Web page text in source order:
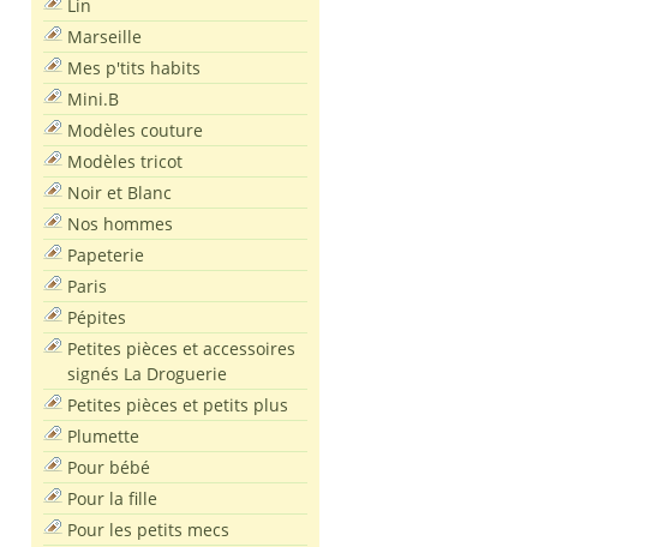
Lin
Marseille
Mes p'tits habits
Mini.B
Modèles couture
Modèles tricot
Noir et Blanc
Nos hommes
Papeterie
Paris
Pépites
Petites pièces et accessoires
signés La Droguerie
Petites pièces et petits plus
Plumette
Pour bébé
Pour la fille
Pour les petits mecs